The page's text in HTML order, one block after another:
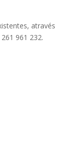
através
961 232.